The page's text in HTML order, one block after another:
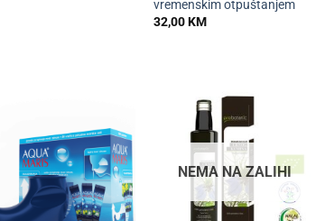
vremenskim otpuštanjem
32,00KM
NEMA NA ZALIHI